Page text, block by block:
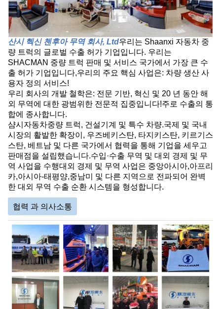
산시 헥신 첸후아 무역 회사, Ltd우리는 Shaanxi 자동차 중
량 트럭의 글로벌 수출 허가 기업입니다. 우리는
SHACMAN 중량 트럭 판매 및 서비스 국가에서 가장 큰 수
출 허가 기업입니다,우리의 주요 핵심 사업은: 차량 생산 사
용자 정의 서비스!
우리 회사의 개발 철학은: 전문 기반, 혁신 및 20 년 동안 해
외 무역에 대한 광범위한 전문적 집중입니다!주로 수출의 통
합에 종사합니다.
샴시자동차중량 트럭, 건설기계 및 특수 차량.국제 및 국내
시장의 활발한 확장이, 우즈베키스탄, 타지키스탄, 키르기스
스탄, 베트남 및 다른 국가에서 협력을 통해 기업을 세우고
판매점을 설립했습니다.수입·수출 무역 및 대외 경제 및 무
역 사업을 수행대외 경제 및 무역 사업은 중앙아시아,아프리
카,아시아-태평양,중남미 및 다른 지역으로 전파되어 완벽
한 대외 무역 수출 순환 시스템을 형성합니다.
협력 과 의사소통